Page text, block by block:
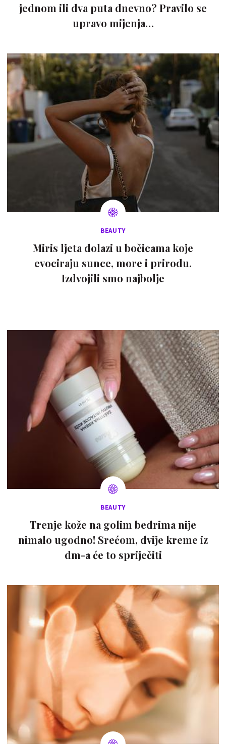
jednom ili dva puta dnevno? Pravilo se
upravo mijenja…
BEAUTY
Miris ljeta dolazi u bočicama koje
evociraju sunce, more i prirodu.
Izdvojili smo najbolje
BEAUTY
Trenje kože na golim bedrima nije
nimalo ugodno! Srećom, dvije kreme iz
dm-a će to spriječiti